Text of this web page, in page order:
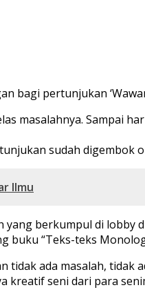
bagi pertunjukan
masalahnya. Sampai
sudah digembok
Ilmu
berkumpul di
“Teks-teks
tidak ada masalah,
seni dari para